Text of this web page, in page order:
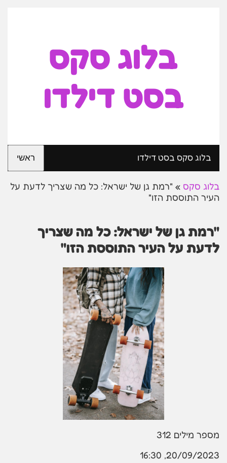
בלוג סקס
בסט דילדו
בלוג סקס בסט דילדו ראשי
בלוג סקס » "רמת גן של ישראל: כל מה שצריך לדעת על
העיר התוססת הזו"
"רמת גן של ישראל: כל מה שצריך
לדעת על העיר התוססת הזו"
מספר מילים 312
20/09/2023, 16:30